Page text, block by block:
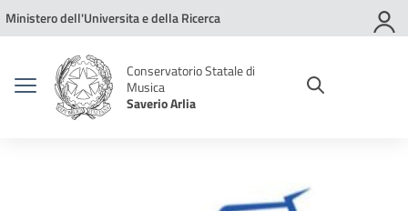
Vai ai contenuti
Vai al menu di navigazione
Vai al footer
Ministero dell'Universita e della Ricerca
Conservatorio Statale di
Musica
Saverio Arlia